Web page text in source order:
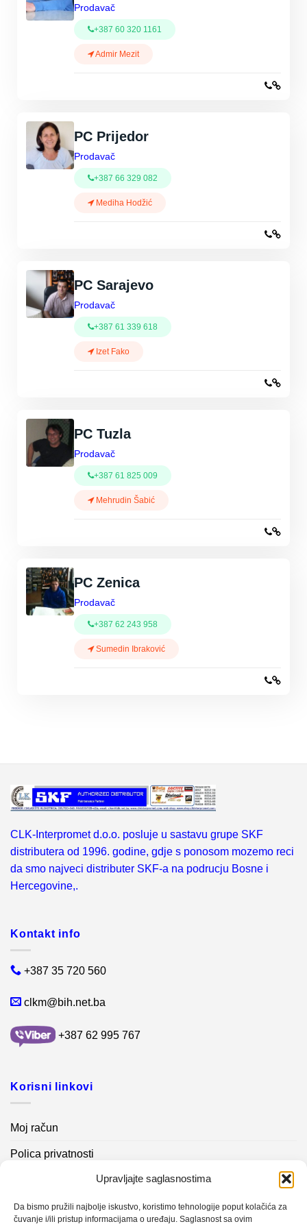
Upravljajte saglasnostima
Da bismo pružili najbolje iskustvo, koristimo tehnologije poput kolačića za
čuvanje i/ili pristup informacijama o uređaju. Saglasnost sa ovim
Prodavač
+387 60 320 1161
Admir Mezit
PC Prijedor
Prodavač
+387 66 329 082
Mediha Hodžić
PC Sarajevo
Prodavač
+387 61 339 618
Izet Fako
PC Tuzla
Prodavač
+387 61 825 009
Mehrudin Šabić
PC Zenica
Prodavač
+387 62 243 958
Sumedin Ibraković
CLK-Interpromet d.o.o. posluje u sastavu grupe SKF
distributera od 1996. godine, gdje s ponosom mozemo reci
da smo najveci distributer SKF-a na podrucju Bosne i
Hercegovine,.
Kontakt info
+387 35 720 560
clkm@bih.net.ba
+387 62 995 767
Korisni linkovi
Moj račun
Polica privatnosti
Kontakt info